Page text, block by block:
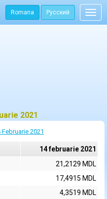
Romana Русский
2021
Februarie 2021
14 februarie 2021
21,2129 MDL
17,4915 MDL
4,3519 MDL